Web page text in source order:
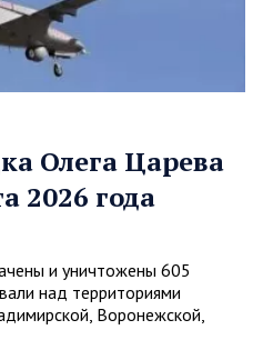
Олега Царева
2026 года
и уничтожены 605
над территориями
Воронежской,